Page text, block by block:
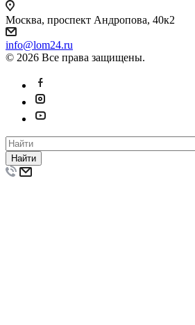
Москва, проспект Андропова, 40к2
info@lom24.ru
© 2026 Все права защищены.
Найти